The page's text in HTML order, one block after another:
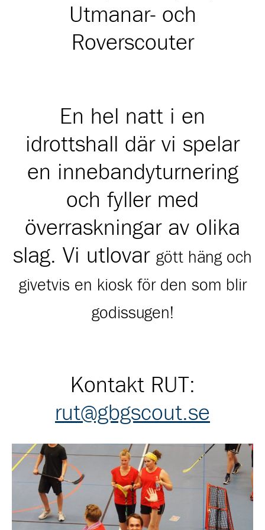
Utmanar- och
Roverscouter
En hel natt i en
idrottshall där vi spelar
en innebandyturnering
och fyller med
överraskningar av olika
slag. Vi utlovar gött häng och
givetvis en kiosk för den som blir
godissugen!
Kontakt RUT:
rut@gbgscout.se